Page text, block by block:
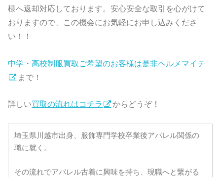
様へ返却対応しております。安心安全な取引を心がけて
おりますので、この機会にお気軽にお申し込みくださ
い！！
中学・高校制服買取ご希望のお客様は是非ヘルメマイテ
まで！
詳しい買取の流れはコチラ からどうぞ！
埼玉県川越市出身、服飾専門学校卒業後アパレル関係の
職に就く。
その流れでアパレル古着に興味を持ち、現職へと繋がる